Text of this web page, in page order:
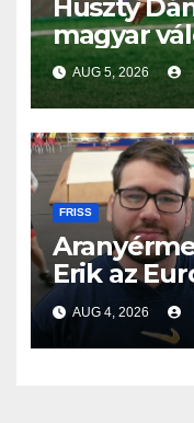
Huszty
magyar
AUG 5, 2026
FRISS
Erik az
AUG 4, 2026